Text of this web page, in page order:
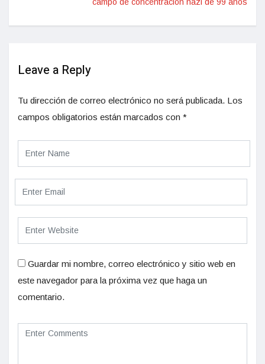
Leave a Reply
Tu dirección de correo electrónico no será publicada. Los
campos obligatorios están marcados con *
Guardar mi nombre, correo electrónico y sitio web en
este navegador para la próxima vez que haga un
comentario.